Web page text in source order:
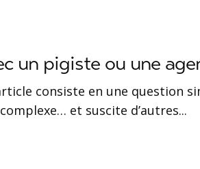
un pigiste ou une
consiste en une question
et suscite d’autres...